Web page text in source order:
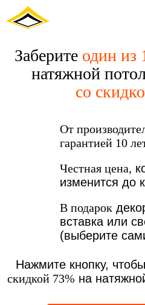
Заберите один из
натяжной
со
От
гарантией 10
Честная цена,
изменится до
В подарок
вставка или
(выберите
Нажмите кнопку,
скидкой 73% на